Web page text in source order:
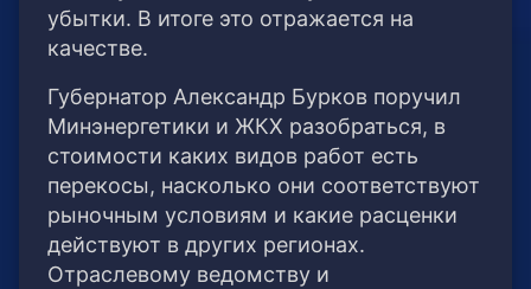
убытки. В итоге это отражается на
качестве.
Губернатор Александр Бурков поручил
Минэнергетики и ЖКХ разобраться, в
стоимости каких видов работ есть
перекосы, насколько они соответствуют
рыночным условиям и какие расценки
действуют в других регионах.
Отраслевому ведомству и